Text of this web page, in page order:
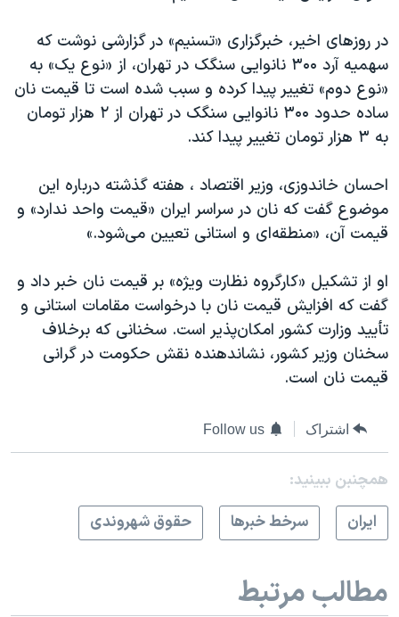
در روزهای اخیر، خبرگزاری «تسنیم» در گزارشی نوشت که
سهمیه آرد ۳۰۰ نانوایی سنگک در تهران، از «نوع یک» به
«نوع دوم» تغییر پیدا کرده و سبب شده است تا قیمت نان
ساده حدود ۳۰۰ نانوایی سنگک در تهران از ۲ هزار تومان
به ۳ هزار تومان تغییر پیدا کند.
احسان خاندوزی، وزیر اقتصاد ، هفته گذشته درباره این
موضوع گفت که نان در سراسر ایران «قیمت واحد ندارد» و
قیمت آن، «منطقه‌ای و استانی تعیین می‌شود.»
او از تشکیل «کارگروه نظارت ویژه» بر قیمت نان خبر داد و
گفت که افزایش قیمت نان با درخواست مقامات استانی و
تأیید وزارت کشور امکان‌پذیر است. سخنانی که برخلاف
سخنان وزیر کشور، نشاندهنده نقش حکومت در گرانی
قیمت نان است.
اشتراک Follow us
همچنبن ببینید:
ايران
سرخط خبرها حقوق شهروندی
مطالب مرتبط